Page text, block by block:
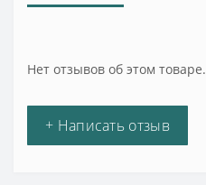
Нет отзывов об этом товаре.
+ Написать отзыв